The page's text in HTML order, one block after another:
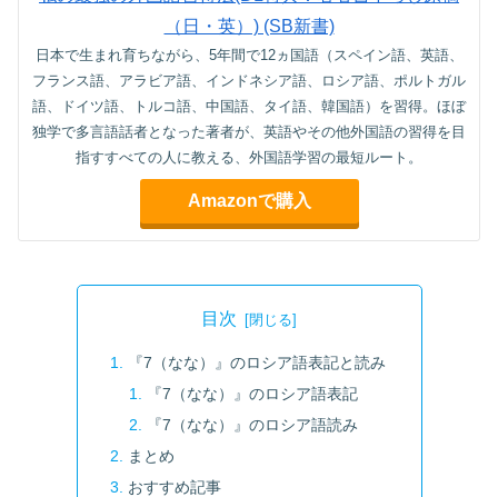
（日・英）) (SB新書)
日本で生まれ育ちながら、5年間で12ヵ国語（スペイン語、英語、
フランス語、アラビア語、インドネシア語、ロシア語、ポルトガル
語、ドイツ語、トルコ語、中国語、タイ語、韓国語）を習得。ほぼ
独学で多言語話者となった著者が、英語やその他外国語の習得を目
指すすべての人に教える、外国語学習の最短ルート。
Amazonで購入
目次
『7（なな）』のロシア語表記と読み
『7（なな）』のロシア語表記
『7（なな）』のロシア語読み
まとめ
おすすめ記事